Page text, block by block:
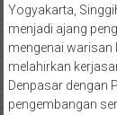
Yogyakarta,
menjadi ajang
mengenai warisan
melahirkan
Denpasar dengan
pengembangan